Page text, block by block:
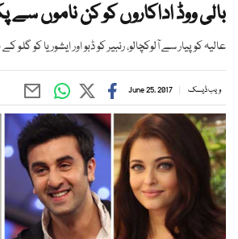
بالی ووڈ اداکاروں کو کن ناموں سے
عالیہ کو پیار سے آلوکچالو، رنبیر کو ڈبو اور ایشوریا کو گلو
ویب ڈیسک June 25, 2017